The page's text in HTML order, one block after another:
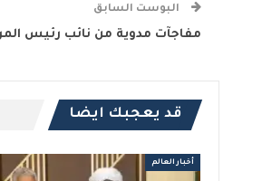
البوست السابق
مفاجآت مدوية من نائب رئيس
قد يعجبك ايضا
أخبار العالم